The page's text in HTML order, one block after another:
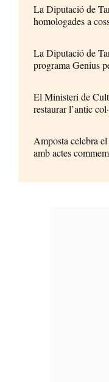
La Diputació de
homologades a
La Diputació de
programa Genius
El Ministeri de
restaurar l’antic
Amposta celebra
amb actes